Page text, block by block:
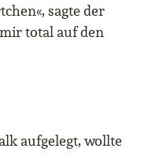
sagte der
total auf den
aufgelegt, wollte